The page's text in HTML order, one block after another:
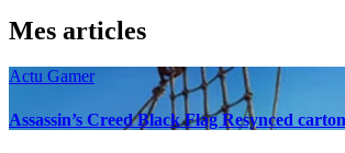
Mes articles
Actu Gamer
Assassin’s Creed Black Flag Resynced